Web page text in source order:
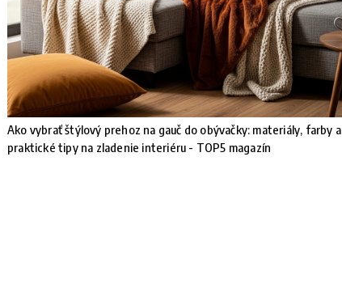
Ako vybrať štýlový prehoz na gauč do obývačky: materiály, farby a
praktické tipy na zladenie interiéru - TOP5 magazín